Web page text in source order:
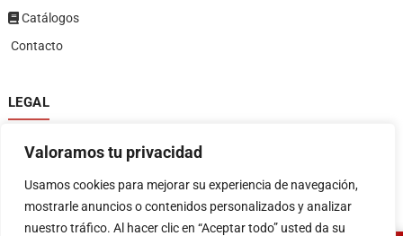
Valoramos tu privacidad
Usamos cookies para mejorar su experiencia de navegación,
mostrarle anuncios o contenidos personalizados y analizar
nuestro tráfico. Al hacer clic en “Aceptar todo” usted da su
Catálogos
Contacto
LEGAL
Política de privacidad
Política de devoluciones y reembolsos
Términos y condiciones